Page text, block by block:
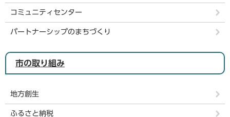
コミュニティセンター
パートナーシップのまちづくり
市の取り組み
地方創生
ふるさと納税